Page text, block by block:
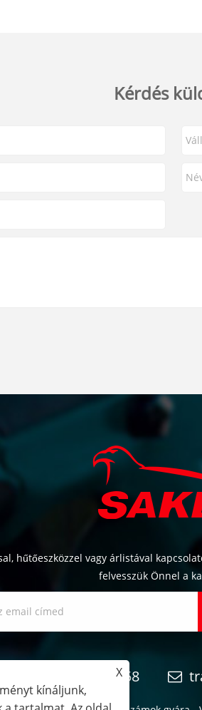
Kérdés
hűtőeszközzel vagy árlistával
felvesszük Önnel a
+86-574-6298658
X
kínáljunk,